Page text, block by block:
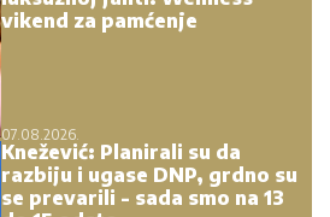
vikend za pamćenje
07.08.2026.
Knežević: Planirali su da
razbiju i ugase DNP, grdno su
se prevarili - sada smo na 13